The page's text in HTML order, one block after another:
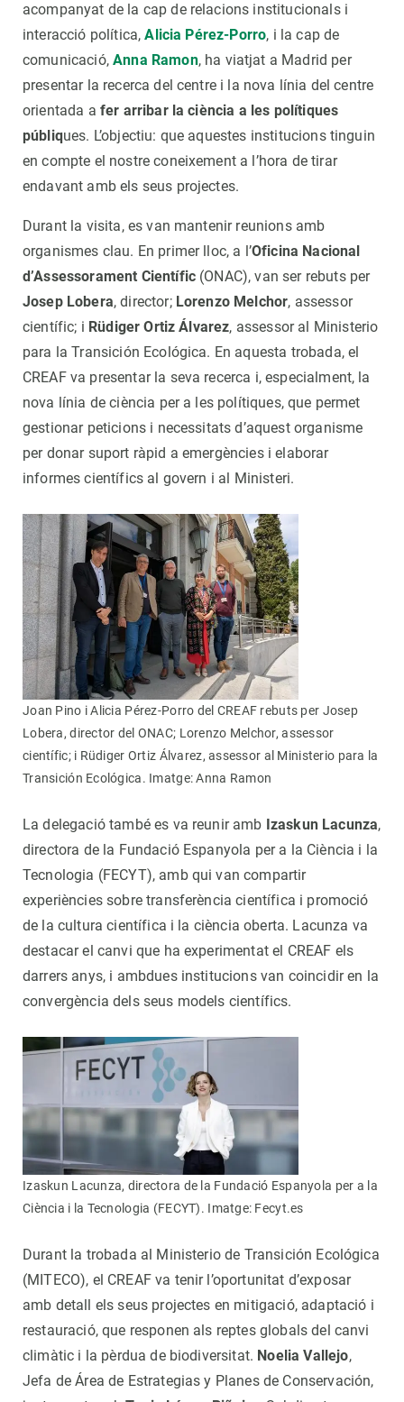
acompanyat de la cap de relacions institucionals i
interacció política,Alicia Pérez-Porro, i la cap de
comunicació,Anna Ramon, ha viatjat a Madrid per
presentar la recerca del centre i la nova línia del centre
orientada a fer arribar la ciència a les polítiques
públiques. L’objectiu: que aquestes institucions tinguin
en compte el nostre coneixement a l’hora de tirar
endavant amb els seus projectes.
Durant la visita, es van mantenir reunions amb
organismes clau. En primer lloc, a l’Oficina Nacional
d’Assessorament Científic (ONAC), van ser rebuts per
Josep Lobera, director; Lorenzo Melchor, assessor
científic; i Rüdiger Ortiz Álvarez, assessor al Ministerio
para la Transición Ecológica. En aquesta trobada, el
CREAF va presentar la seva recerca i, especialment, la
nova línia de ciència per a les polítiques, que permet
gestionar peticions i necessitats d’aquest organisme
per donar suport ràpid a emergències i elaborar
informes científics al govern i al Ministeri.
Joan Pino i Alicia Pérez-Porro del CREAF rebuts per Josep
Lobera, director del ONAC; Lorenzo Melchor, assessor
científic; i Rüdiger Ortiz Álvarez, assessor al Ministerio para la
Transición Ecológica. Imatge: Anna Ramon
La delegació també es va reunir amb Izaskun Lacunza,
directora de la Fundació Espanyola per a la Ciència i la
Tecnologia (FECYT), amb qui van compartir
experiències sobre transferència científica i promoció
de la cultura científica i la ciència oberta. Lacunza va
destacar el canvi que ha experimentat el CREAF els
darrers anys, i ambdues institucions van coincidir en la
convergència dels seus models científics.
Izaskun Lacunza, directora de la Fundació Espanyola per a la
Ciència i la Tecnologia (FECYT). Imatge: Fecyt.es
Durant la trobada al Ministerio de Transición Ecológica
(MITECO), el CREAF va tenir l’oportunitat d’exposar
amb detall els seus projectes en mitigació, adaptació i
restauració, que responen als reptes globals del canvi
climàtic i la pèrdua de biodiversitat. Noelia Vallejo,
Jefa de Área de Estrategias y Planes de Conservación,